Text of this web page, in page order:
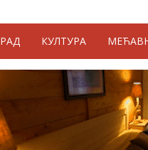
КУЛТУРА